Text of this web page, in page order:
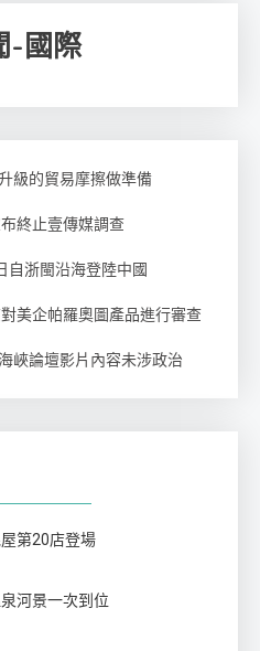
-國際
級的貿易摩擦做準備
終止壹傳媒調查
自浙閩沿海登陸中國
美企帕羅奧圖產品進行審查
峽論壇影片內容未涉政治
第20店登場
河景一次到位